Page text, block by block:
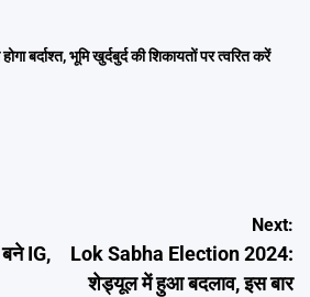
बर्दाश्त, भूमि खुर्दबुर्द की शिकायतों पर त्वरित करें
IG,
Next:
Lok Sabha Election 2024:
शेड्यूल में हुआ बदलाव, इस बार